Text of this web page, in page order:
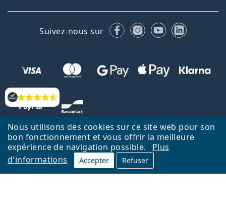
Nous utilisons des cookies sur ce site web pour son
bon fonctionnement et vous offrir la meilleure
expérience de navigation possible.
Plus
d'informations
Accepter Refuser
Évaluation
Suivez-nous sur FacebookInstagram
YouTubeLinkedIn
Retour à la page d'accueil Haut
Nederlands